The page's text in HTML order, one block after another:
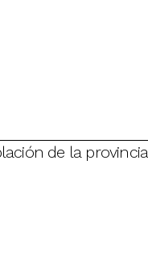
de la provincia